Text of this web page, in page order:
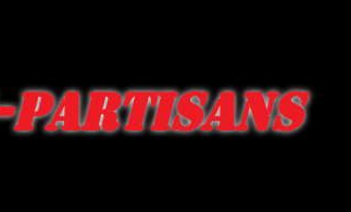
Partisans